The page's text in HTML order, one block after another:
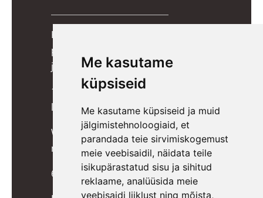
Me kasutame
küpsiseid
Me kasutame küpsiseid ja muid
jälgimistehnoloogiaid, et
parandada teie sirvimiskogemust
meie veebisaidil, näidata teile
isikupärastatud sisu ja sihitud
reklaame, analüüsida meie
veebisaidi liiklust ning mõista,
Kuidas valida lapsele õiged
potitreeningupüksid? Praktiline
juhend lapsevanemale
10 lõbusat mängu, mis toetavad
lapse kognitiivset arengut
Wigiwama kott-toolid, pehmed
mänguklotsid ja mööbel lastele
6 ideed päkapikkudele